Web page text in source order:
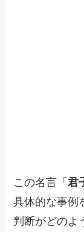
この名言「君
具体的な事例
判断がどのよ